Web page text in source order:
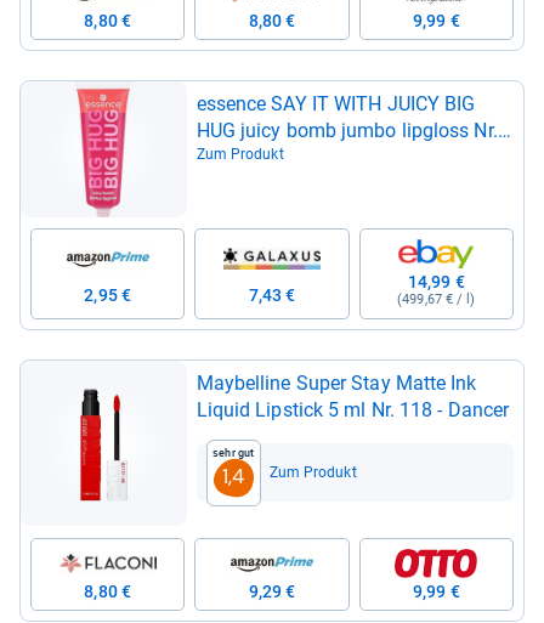
8,80 € 8,80 € 9,99 €
essence SAY IT WITH JUICY BIG
HUG juicy bomb jumbo lip­gloss Nr.
01 Rot 30ml
Zum Produkt
2,95 € 7,43 €
14,99 €
(499,67 € / l)
May­bel­line Super Stay Matte Ink
Liquid Lip­stick 5 ml Nr. 118 -​ Dan­cer
Sehr gut
1,4 Zum Produkt
8,80 € 9,29 € 9,99 €